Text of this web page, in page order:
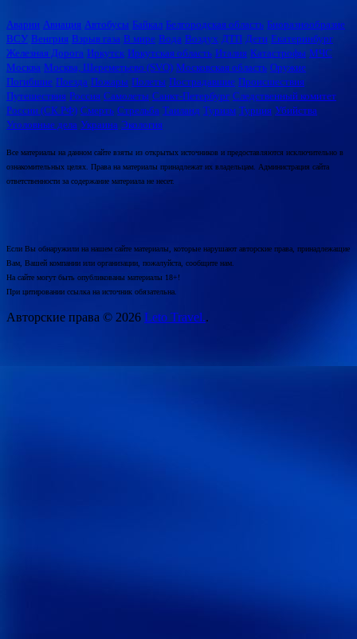
Аварии Авиация Автобусы Байкал Белгородская область Биоразнообразие
ВСУ Венгрия Взрыв газа В мире Вода Воздух ДТП Дети Екатеринбург
Железная Дорога Иркутск Иркутская область Италия Катастрофы МЧС
Москва Москва, Шереметьево (SVO) Московская область Оружие
Погибшие Поезда Пожары Полеты Пострадавшие Происшествия
Путешествия Россия Самолеты Санкт-Петербург Следственный комитет
России (СК РФ) Смерть Стрельба Таиланд Туризм Турция Убийства
Уголовные дела Украина Экология
Все материалы на данном сайте взяты из открытых источников и предоставляются исключительно в
ознакомительных целях. Права на материалы принадлежат их владельцам. Администрация сайта
ответственности за содержание материала не несет.
Если Вы обнаружили на нашем сайте материалы, которые нарушают авторские права, принадлежащие
Вам, Вашей компании или организации, пожалуйста, сообщите нам.
На сайте могут быть опубликованы материалы 18+!
При цитировании ссылка на источник обязательна.
Авторские права © 2026 Leto Travel..